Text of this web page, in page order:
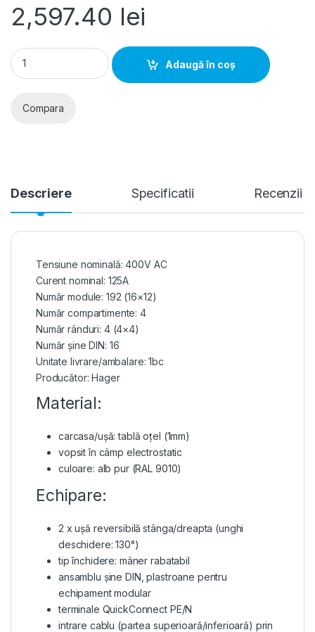
2,597.40 lei
Tablou metalic aparent 192 module 650x1050x165mm IP44,
Adaugă în coș
Compara
Descriere Specificatii Recenzii
Tensiune nominală: 400V AC
Curent nominal: 125A
Număr module: 192 (16×12)
Număr compartimente: 4
Număr rânduri: 4 (4×4)
Număr șine DIN: 16
Unitate livrare/ambalare: 1bc
Producător: Hager
Material:
carcasa/ușă: tablă oțel (1mm)
vopsit în câmp electrostatic
culoare: alb pur (RAL 9010)
Echipare:
2 x ușă reversibilă stânga/dreapta (unghi
deschidere: 130°)
tip închidere: mâner rabatabil
ansamblu șine DIN, plastroane pentru
echipament modular
terminale QuickConnect PE/N
intrare cablu (partea superioară/inferioară) prin